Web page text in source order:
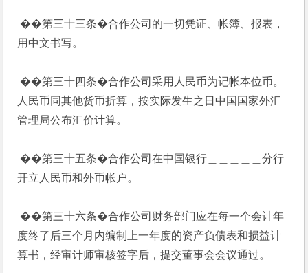
��第三十三条�合作公司的一切凭证、帐簿、报表，
用中文书写。
��第三十四条�合作公司采用人民币为记帐本位币。
人民币同其他货币折算，按实际发生之日中国国家外汇
管理局公布汇价计算。
��第三十五条�合作公司在中国银行＿＿＿＿＿分行
开立人民币和外币帐户。
��第三十六条�合作公司财务部门应在每一个会计年
度终了后三个月内编制上一年度的资产负债表和损益计
算书，经审计师审核签字后，提交董事会会议通过。